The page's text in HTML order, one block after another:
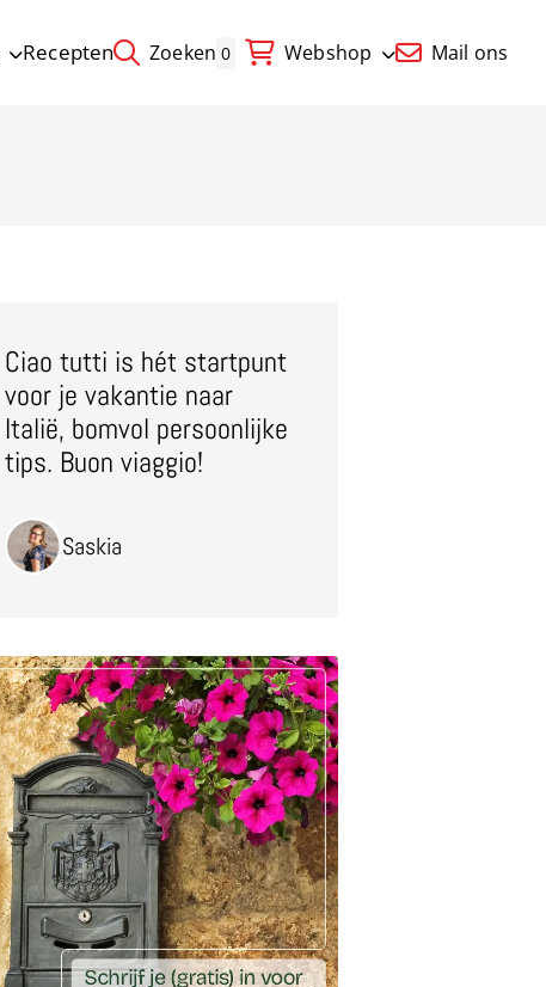
Recepten Zoeken 0 Webshop Mail ons
Ciao tutti is hét startpunt
voor je vakantie naar
Italië, bomvol persoonlijke
tips. Buon viaggio!
Saskia